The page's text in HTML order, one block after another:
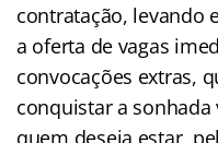
contratação, levando
a oferta de vagas
convocações extras,
conquistar a sonhada
quem deseja estar,